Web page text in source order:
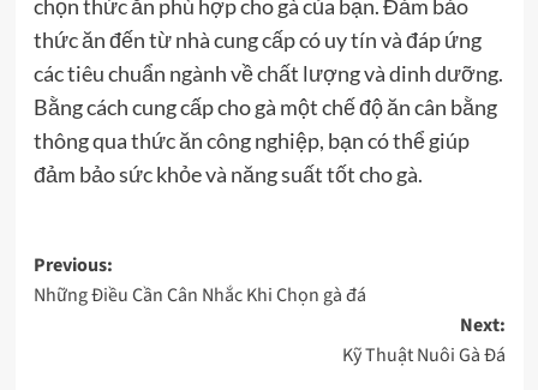
chọn thức ăn phù hợp cho gà của bạn. Đảm bảo
thức ăn đến từ nhà cung cấp có uy tín và đáp ứng
các tiêu chuẩn ngành về chất lượng và dinh dưỡng.
Bằng cách cung cấp cho gà một chế độ ăn cân bằng
thông qua thức ăn công nghiệp, bạn có thể giúp
đảm bảo sức khỏe và năng suất tốt cho gà.
Post
navigation
Previous:
Những Điều Cần Cân Nhắc Khi Chọn gà đá
Next:
Kỹ Thuật Nuôi Gà Đá